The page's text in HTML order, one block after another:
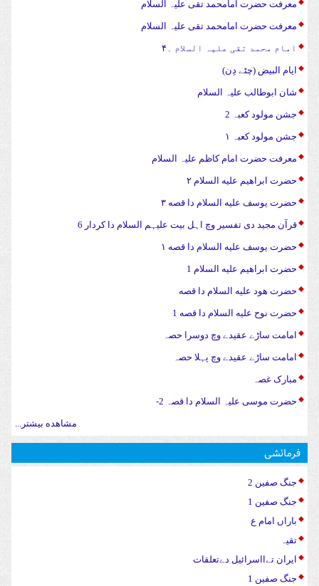
معرفت حضرت امامحمد تقی علیہ السلام
معرفت حضرت امامحمد تقی علیہ السلام
امام محمد تقی علیہ السلام ۔۴
ایام البیض (چٹے دِن)
شان ابوطالب علیہ السلام
جشن مولود کعبہ 2
جشن مولود کعبہ ۱
معرفت حضرت امام کاظم علیہ السلام
حضرت ابراهیم علیه السلام ۲
حضرت يوسف علیه السلام دا قصه ۳
قرآن مجید دی تفسیر وچ اہل بیت علیہم السلام دا کردار 6
حضرت يوسف علیه السلام دا قصه ۱
حضرت ابراهیم علیه السلام 1
حضرت هود علیه السلام دا قصه
حضرت نوح علیه السلام دا قصه 1
امامت ساڑے عقیدے وچ دوسرا حصہ
امامت ساڑے عقیدے وچ پہلا حصہ
مبارک غصہ
حضرت موسی علیہ السلام دا قصہ 2-
مشاهده بیشتر...
فرمائشی
جنگ صفین 2
جنگ صفین 1
باراں امام ع
تقیہ
ایران تےااسرائیل دےتعلقات
جنگ صفین 1